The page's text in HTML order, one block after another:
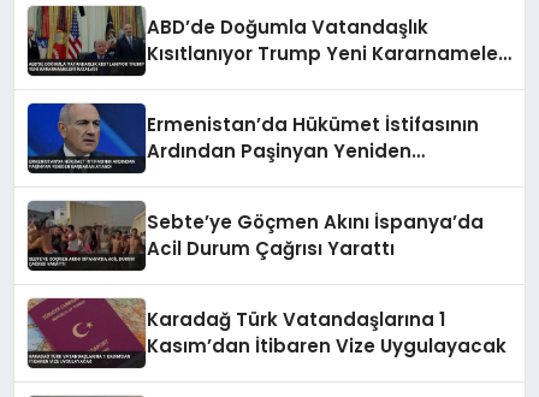
ABD’de Doğumla Vatandaşlık
Kısıtlanıyor Trump Yeni Kararnameleri
Ermenistan’da Hükümet İstifasının
Ardından Paşinyan Yeniden
Sebte’ye Göçmen Akını İspanya’da
Acil Durum Çağrısı Yarattı
Karadağ Türk Vatandaşlarına 1
Kasım’dan İtibaren Vize Uygulayacak